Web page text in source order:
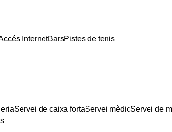
InternetBarsPistes de tenis
Servei de caixa fortaServei mèdicServei de